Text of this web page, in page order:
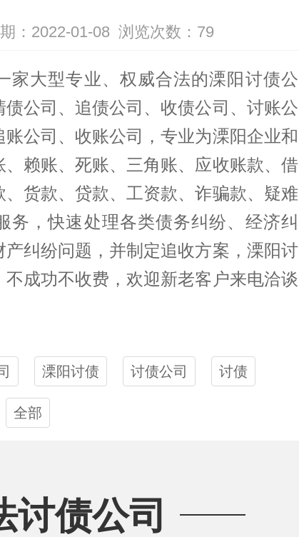
：2022-01-08 浏览次数： 79
家大型专业、权威合法的溧阳 讨债公
公司、追债公司、收债公司、讨账公
公司、收账公司，专业为溧阳企业和
赖账、死账、三角账、应收账款、借
货款、贷款、工资款、诈骗款、疑难
务，快速处理各类债务纠纷、经济纠
纠纷问题，并制定追收方案，溧阳讨
成功不收费，欢迎新老客户来电洽谈
溧阳讨债 讨债公司 讨债
全部
讨债公司